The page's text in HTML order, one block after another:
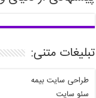
تبلیغات متنی:
طراحی سایت بیمه
سئو سایت